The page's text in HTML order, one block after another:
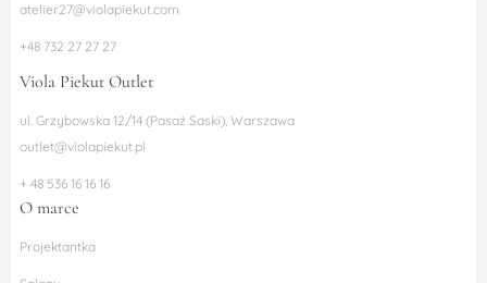
atelier27@violapiekut.com
+48 732 27 27 27
Viola Piekut Outlet
ul. Grzybowska 12/14 (Pasaż Saski), Warszawa
outlet@violapiekut.pl
+ 48 536 16 16 16
O marce
Projektantka